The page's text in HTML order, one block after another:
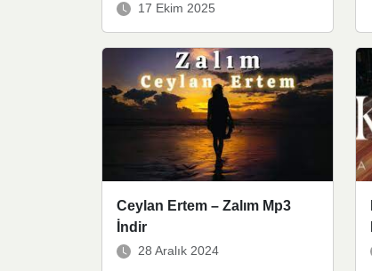
17 Ekim 2025
Ceylan Ertem – Zalım Mp3
İndir
28 Aralık 2024